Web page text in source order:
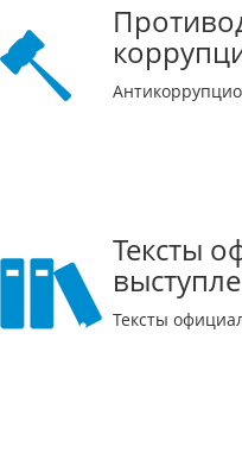
Тексты
Тексты